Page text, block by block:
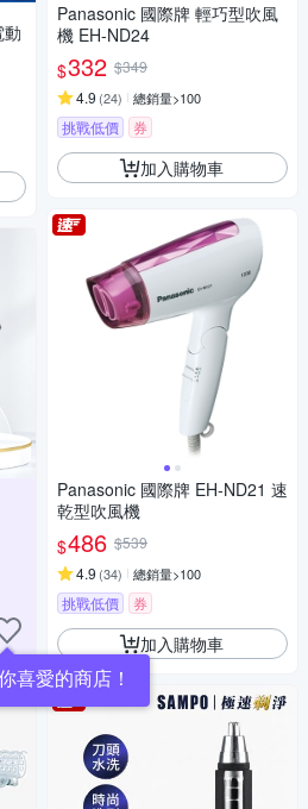
喜愛的商店！
Panasonic 國際牌 輕巧型吹風
機 EH-ND24
$332 $349
4.9 (24) 總銷量>100
挑戰低價 券
加入購物車
Panasonic 國際牌 EH-ND21 速
乾型吹風機
$486 $539
4.9 (34) 總銷量>100
挑戰低價 券
加入購物車